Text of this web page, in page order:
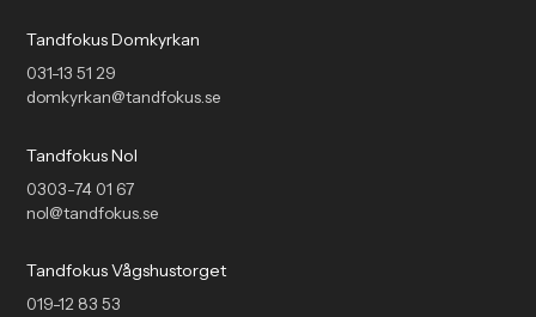
Tandfokus Domkyrkan
domkyrkan@tandfokus.se
031-13 51 29
Tandfokus Nol
nol@tandfokus.se
0303-74 01 67
Tandfokus Vågshustorget
019-12 83 53